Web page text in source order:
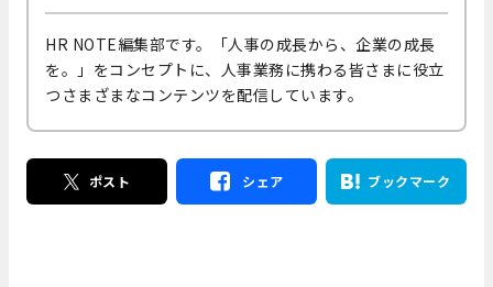
HR NOTE編集部です。「人事の成長から、企業の成長
を。」をコンセプトに、人事業務に携わる皆さまに役立
つさまざまなコンテンツを配信しています。
ポスト シェア ブックマーク